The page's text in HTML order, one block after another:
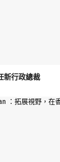
新行政總裁